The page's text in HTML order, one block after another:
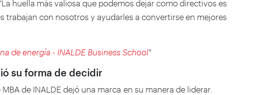
huella más valiosa que podemos dejar como directivos es
trabajan con nosotros y ayudarles a convertirse en mejores
de energía - INALDE Business School"
su forma de decidir
de INALDE dejó una marca en su manera de liderar.